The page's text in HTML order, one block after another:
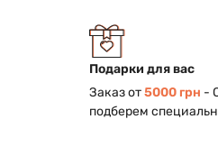
Подарки для вас
Заказ от5000 грн -
подберем